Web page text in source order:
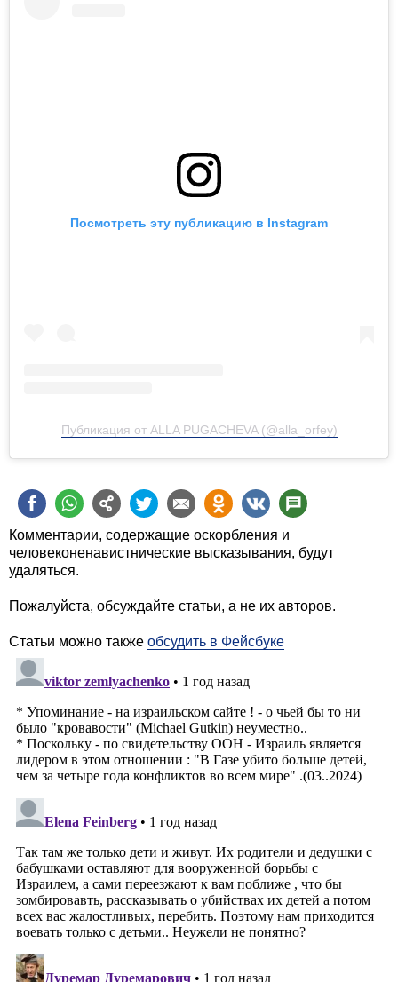
Посмотреть эту публикацию в Instagram
Публикация от ALLA PUGACHEVA (@alla_orfey)
Комментарии, содержащие оскорбления и
человеконенавистнические высказывания, будут
удаляться.
Пожалуйста, обсуждайте статьи, а не их авторов.
Статьи можно также обсудить в Фейсбуке